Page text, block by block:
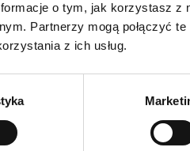
o tym, jak korzystasz z
Partnerzy mogą połączyć te
z ich usług.